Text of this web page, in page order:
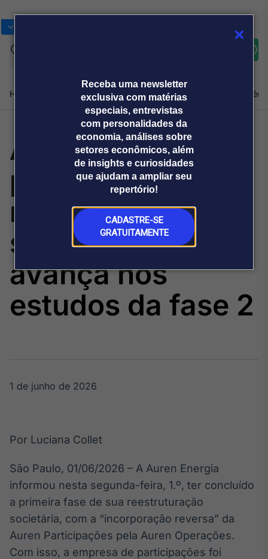
Receba uma newsletter
exclusiva com matérias
especiais, entrevistas
com personalidades da
economia, análises sobre
setores econômicos, além
de insights e curiosidades
que ajudam a ampliar seu
repertório!
CADASTRE-SE
GRATUITAMENTE
Home Produtos e soluçõesNotíciasBlogWeekend
Broadcast
Broadcast+
O mercado
financeiro em
tempo real
Broadcast
Agro
Tudo sobre o
agronegócio
Energia
energia elétrica
no Brasil
Broadcast
White Label
Sobre nós Releases Broadcast
Prêmio Broadcast
Analistas
Prêmio Broadcast
Empresas
Agências de
comunicação
Releases
Auren conclui
primeira fase de
reestruturação
societária e
avança nos
estudos da fase 2
1 de junho de 2026
Por Luciana Collet
São Paulo, 01/06/2026 – A Auren Energia
informou nesta segunda-feira, 1.º, ter concluído
a primeira fase de sua reestruturação
societária, com a “incorporação reversa” da
Auren Participações pela Auren Operações.
Com isso, a empresa de participações foi